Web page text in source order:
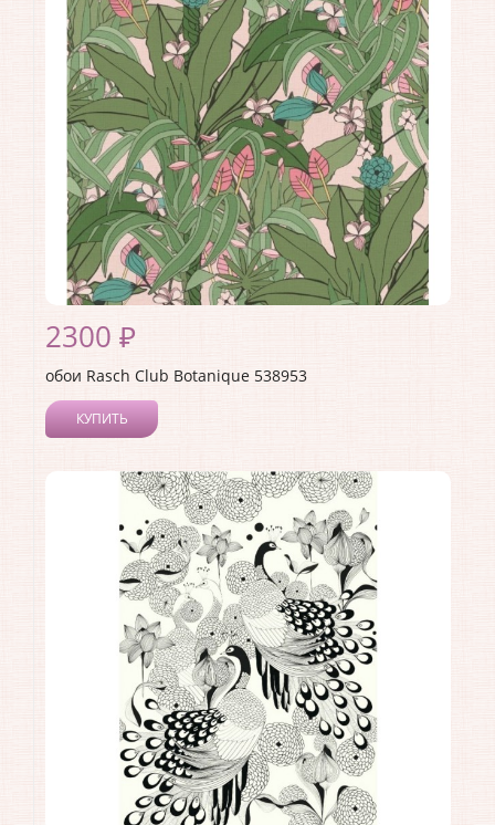
Материал покрытия:Виниловое
Страна:Германия
Материал основы:Флизелин
Раппорт:<>
2300 ₽
обои Rasch Club Botanique 538953
КУПИТЬ
Коллекция:Club Botanique
Длина рулона:10.05 .
Ширина рулона:0.53 .
Материал покрытия:Виниловое
Германия
Материал основы:Флизелин
<>